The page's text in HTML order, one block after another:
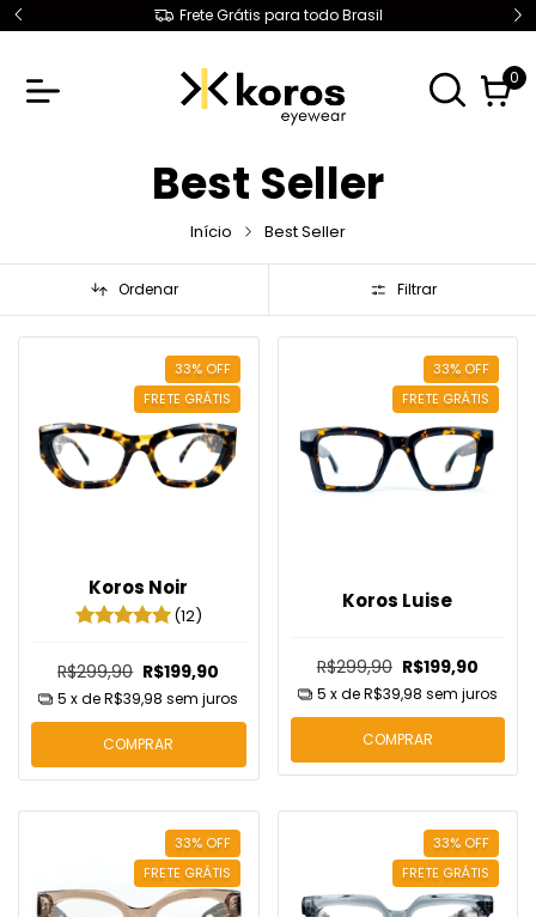
Frete Grátis para todo Brasil
0
Best Seller
Início Best Seller
Ordenar Filtrar
33% OFF
FRETE GRÁTIS
Koros Noir
(12)
R$299,90 R$199,90
5 x deR$39,98 sem juros
COMPRAR
33% OFF
FRETE GRÁTIS
Koros Luise
R$299,90 R$199,90
5 x deR$39,98 sem juros
COMPRAR
33% OFF
FRETE GRÁTIS
33% OFF
FRETE GRÁTIS